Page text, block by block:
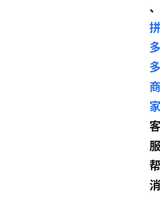
、
拼
多
多
商
家
客
服
帮
消